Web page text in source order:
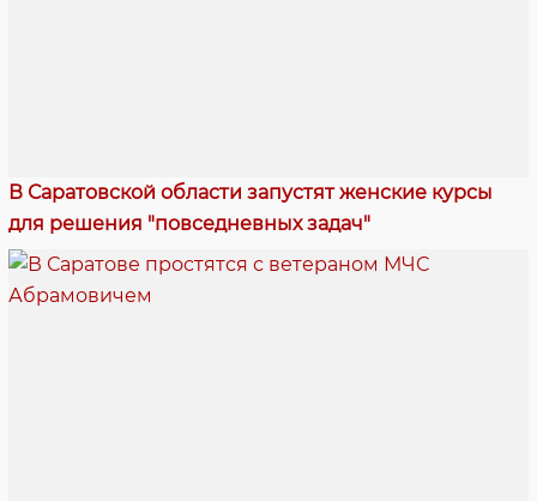
В Саратовской области запустят женские курсы
для решения "повседневных задач"